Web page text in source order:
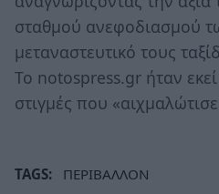
σταθμού ανεφοδιασμού
μεταναστευτικό τους
Το notospress.gr ήταν
στιγμές που
TAGS: ΠΕΡΙΒΑΛΛΟΝ